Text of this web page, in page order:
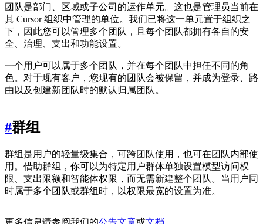
团队是部门、区域或子公司的运作单元。这也是管理员当前在
其 Cursor 组织中管理的单位。我们已将这一单元置于组织之
下，因此您可以管理多个团队，且每个团队都拥有各自的安
全、治理、支出和功能设置。
一个用户可以属于多个团队，并在每个团队中担任不同的角
色。对于现有客户，您现有的团队会被保留，并成为登录、路
由以及创建新团队时的默认归属团队。
#群组
群组是用户的轻量级集合，可跨团队使用，也可在团队内部使
用。借助群组，你可以为特定用户群体单独设置模型访问权
限、支出限额和智能体权限，而无需新建整个团队。当用户同
时属于多个团队或群组时，以权限最宽的设置为准。